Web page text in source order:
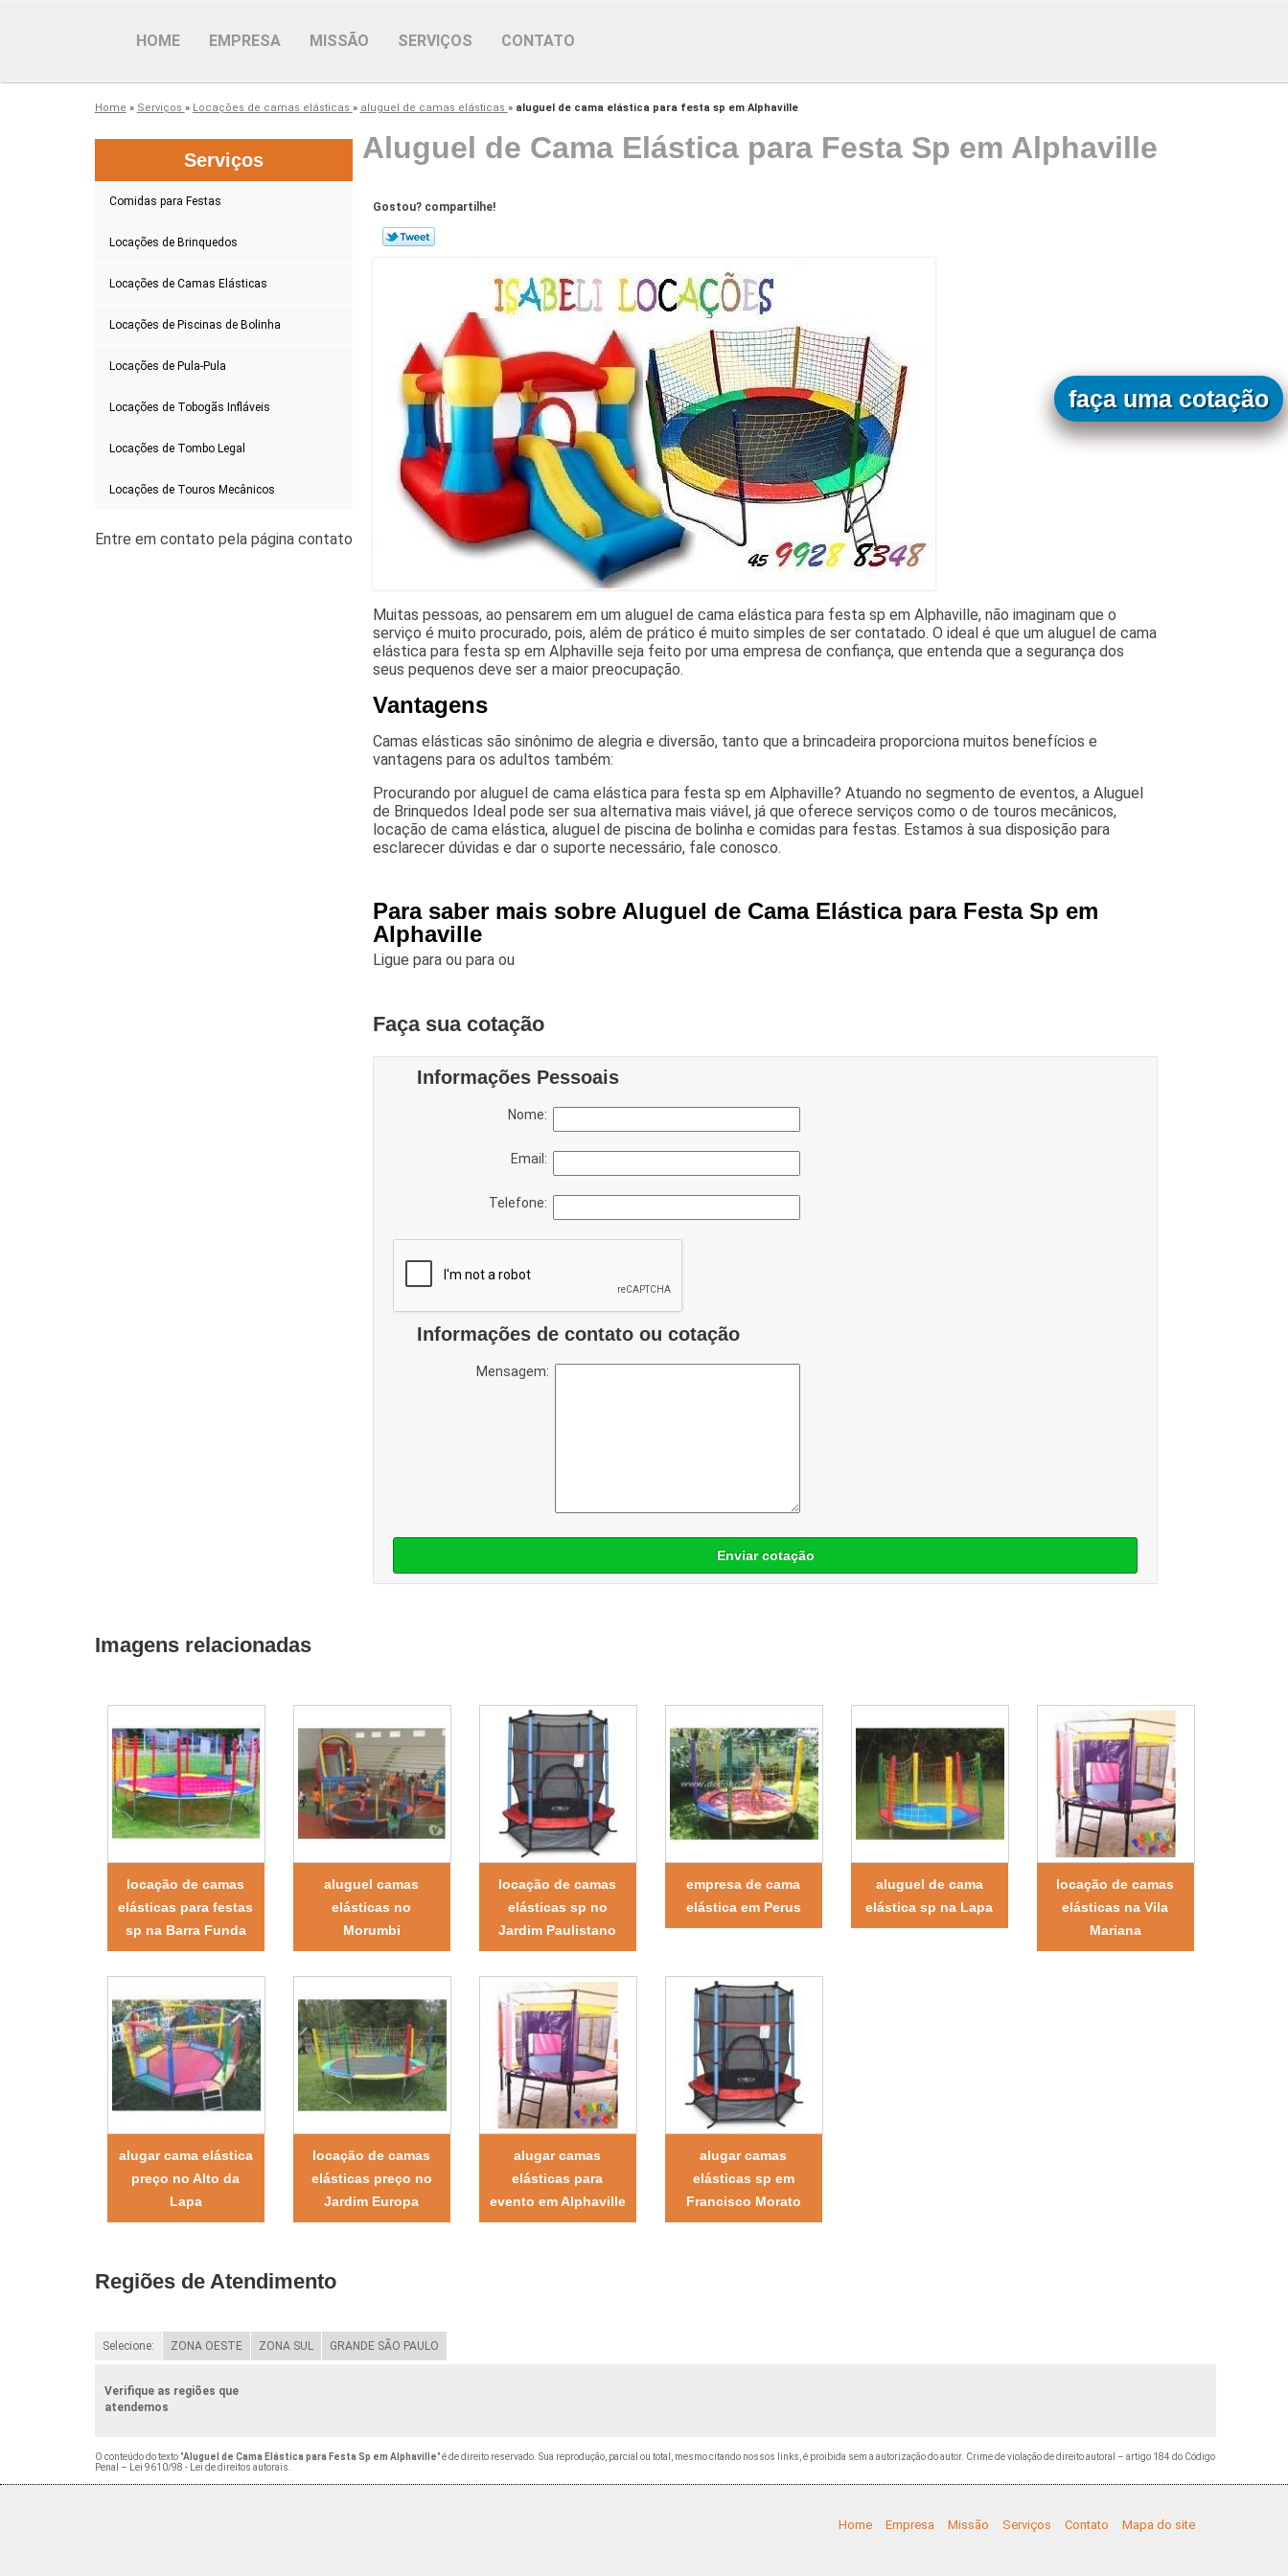
HOME EMPRESA MISSÃO SERVIÇOS CONTATO
Home » Serviços » Locações de camas elásticas » aluguel de camas elásticas » aluguel de cama elástica para festa sp em Alphaville
Serviços
Comidas para Festas
Locações de Brinquedos
Locações de Camas Elásticas
Locações de Piscinas de Bolinha
Locações de Pula-Pula
Locações de Tobogãs Infláveis
Locações de Tombo Legal
Locações de Touros Mecânicos
Aluguel de Cama Elástica para Festa Sp em Alphaville
Gostou? compartilhe!
Muitas pessoas, ao pensarem em um aluguel de cama elástica para festa sp em Alphaville, não imaginam que o
serviço é muito procurado, pois, além de prático é muito simples de ser contatado. O ideal é que um aluguel de cama
elástica para festa sp em Alphaville seja feito por uma empresa de confiança, que entenda que a segurança dos
seus pequenos deve ser a maior preocupação.
Vantagens
Camas elásticas são sinônimo de alegria e diversão, tanto que a brincadeira proporciona muitos benefícios e
vantagens para os adultos também:
Procurando por aluguel de cama elástica para festa sp em Alphaville? Atuando no segmento de eventos, a Aluguel
de Brinquedos Ideal pode ser sua alternativa mais viável, já que oferece serviços como o de touros mecânicos,
locação de cama elástica, aluguel de piscina de bolinha e comidas para festas. Estamos à sua disposição para
esclarecer dúvidas e dar o suporte necessário, fale conosco.
Para saber mais sobre Aluguel de Cama Elástica para Festa Sp em
Alphaville
Ligue paraou paraou
faça uma cotação
Faça sua cotação
Informações Pessoais
Nome:
Email:
Telefone:
Informações de contato ou cotação
Mensagem:
Enviar cotação
Imagens relacionadas
locação de camas
elásticas para festas
sp na Barra Funda
aluguel camas
elásticas no
Morumbi
locação de camas
elásticas sp no
Jardim Paulistano
empresa de cama
elástica em Perus
aluguel de cama
elástica sp na Lapa
locação de camas
elásticas na Vila
Mariana
alugar cama elástica
preço no Alto da
Lapa
locação de camas
elásticas preço no
Jardim Europa
alugar camas
elásticas para
evento em Alphaville
alugar camas
elásticas sp em
Francisco Morato
Regiões de Atendimento
Selecione: ZONA OESTE ZONA SUL GRANDE SÃO PAULO
Verifique as regiões que
atendemos
O conteúdo do texto "Aluguel de Cama Elástica para Festa Sp em Alphaville" é de direito reservado. Sua reprodução, parcial ou total, mesmo citando nossos links, é proibida sem a autorização do autor. Crime de violação de direito autoral – artigo 184 do Código
Penal –
Lei 9610/98 - Lei de direitos autorais
Home Empresa Missão Serviços Contato Mapa do site